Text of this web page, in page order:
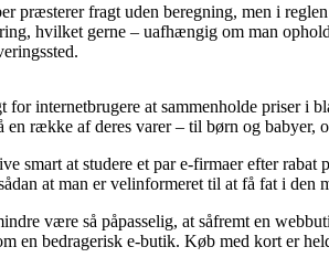
præsterer fragt uden beregning, men i
hvilket gerne – uafhængig om man
for internetbrugere at sammenholde priser i
en række af deres varer – til børn og
smart at studere et par e-firmaer efter
at man er velinformeret til at få fat i den
være så påpasselig, at såfremt en
en bedragerisk e-butik. Køb med kort er